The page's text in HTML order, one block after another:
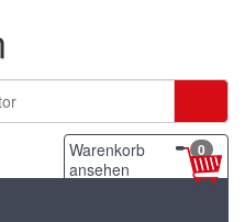
Warenkorb
ansehen
0